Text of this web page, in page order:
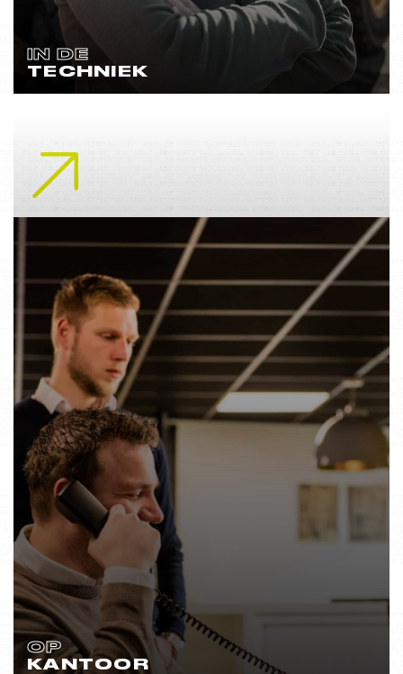
IN DE
TECHNIEK
OP
KANTOOR